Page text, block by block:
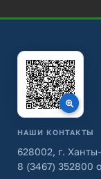
НАШИ КОНТАКТЫ
628002, г.
8 (3467) 352800